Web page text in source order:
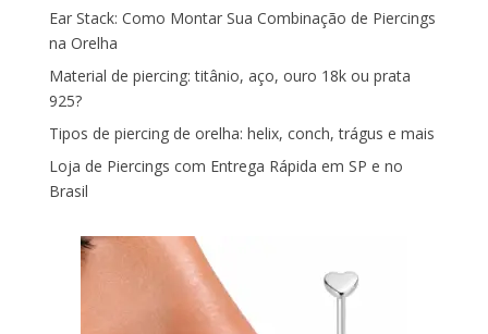
Ear Stack: Como Montar Sua Combinação de Piercings
na Orelha
Material de piercing: titânio, aço, ouro 18k ou prata
925?
Tipos de piercing de orelha: helix, conch, trágus e mais
Loja de Piercings com Entrega Rápida em SP e no
Brasil